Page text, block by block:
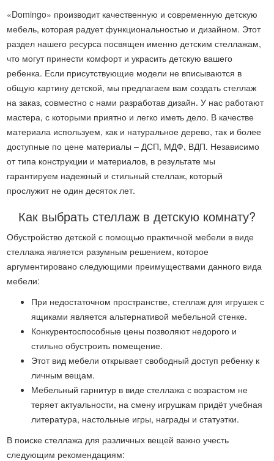
«Domingo» производит качественную и современную детскую
мебель, которая радует функциональностью и дизайном. Этот
раздел нашего ресурса посвящен именно детским стеллажам,
что могут принести комфорт и украсить детскую вашего
ребенка. Если присутствующие модели не вписываются в
общую картину детской, мы предлагаем вам создать стеллаж
на заказ, совместно с нами разработав дизайн. У нас работают
мастера, с которыми приятно и легко иметь дело. В качестве
материала используем, как и натуральное дерево, так и более
доступные по цене материалы – ДСП, МДФ, ВДП. Независимо
от типа конструкции и материалов, в результате мы
гарантируем надежный и стильный стеллаж, который
прослужит не один десяток лет.
Как выбрать стеллаж в детскую комнату?
Обустройство детской с помощью практичной мебели в виде
стеллажа является разумным решением, которое
аргументировано следующими преимуществами данного вида
мебели:
При недостаточном пространстве, стеллаж для игрушек с
ящиками является альтернативой мебельной стенке.
Конкурентоспособные цены позволяют недорого и
стильно обустроить помещение.
Этот вид мебели открывает свободный доступ ребенку к
личным вещам.
Мебельный гарнитур в виде стеллажа с возрастом не
теряет актуальности, на смену игрушкам придёт учебная
литература, настольные игры, награды и статуэтки.
В поиске стеллажа для различных вещей важно учесть
следующим рекомендациям: